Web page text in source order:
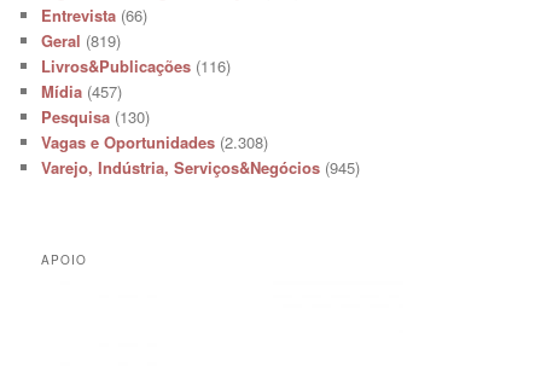
Entrevista (66)
Geral (819)
Livros&Publicações (116)
Mídia (457)
Pesquisa (130)
Vagas e Oportunidades (2.308)
Varejo, Indústria, Serviços&Negócios (945)
APOIO